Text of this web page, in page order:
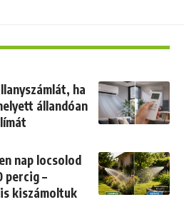
ha
állandóan
nap locsolod
percig –
kiszámoltuk